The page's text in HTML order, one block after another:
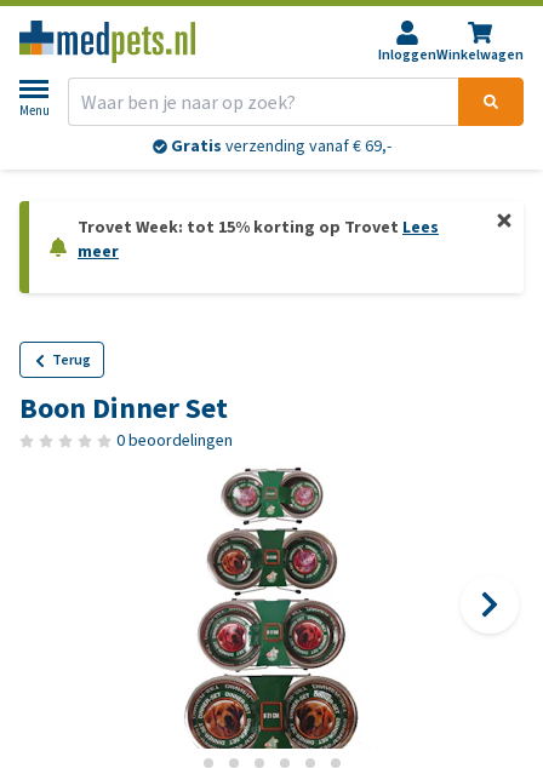
InloggenWinkelwagen
Menu
Gratis verzending vanaf € 69,-
Trovet Week: tot 15% korting op Trovet Lees
meer
Terug
Boon Dinner Set
0 beoordelingen